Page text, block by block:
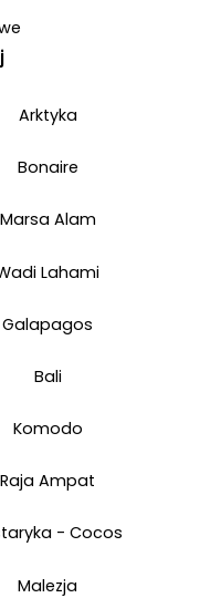
Arktyka
Bonaire
Marsa Alam
Lahami
Galapagos
Bali
Komodo
Raja Ampat
- Cocos
Malezja